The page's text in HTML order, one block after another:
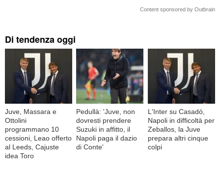
Content sponsored by Outbrain
Di tendenza oggi
Juve, Massara e
Ottolini
programmano 10
cessioni, Leao offerto
al Leeds, Cajuste
idea Toro
Pedullà: 'Juve, non
dovresti prendere
Suzuki in affitto, il
Napoli paga il dazio
di Conte'
L'Inter su Casadó,
Napoli in difficoltà per
Zeballos, la Juve
prepara altri cinque
colpi